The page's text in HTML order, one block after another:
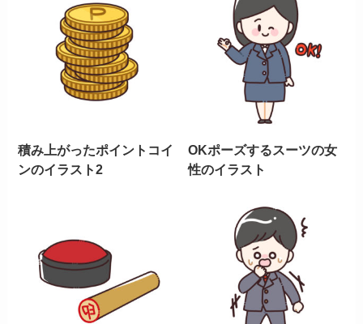
積み上がったポイントコイ
ンのイラスト2
OKポーズするスーツの女
性のイラスト